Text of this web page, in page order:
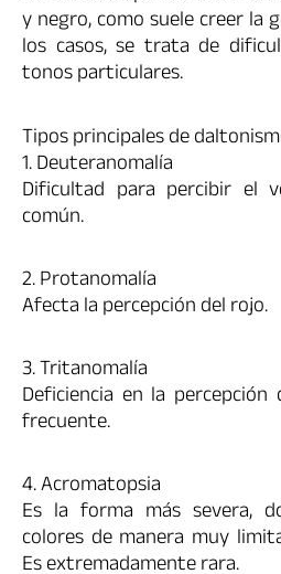
y negro, como suele creer la
los casos, se trata de
tonos particulares.
Tipos principales de
1. Deuteranomalía
Dificultad para percibir el
común.
2. Protanomalía
Afecta la percepción del rojo.
3. Tritanomalía
Deficiencia en la
frecuente.
4. Acromatopsia
Es la forma más severa,
colores de manera muy
Es extremadamente rara.